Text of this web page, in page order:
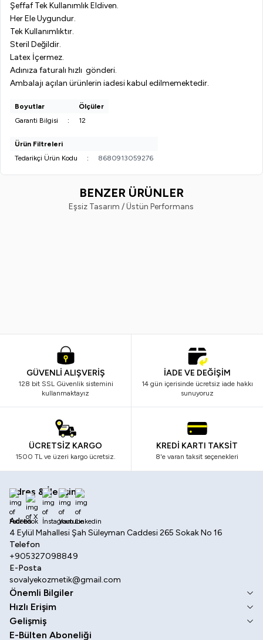
Şeffaf Tek Kullanımlık Eldiven.
Her Ele Uygundur.
Tek Kullanımlıktır.
Steril Değildir.
Latex İçermez.
Adınıza faturalı hızlı gönderi.
Ambalajı açılan ürünlerin iadesi kabul edilmemektedir.
Boyutlar
Ölçüler
Garanti Bilgisi
: 12
Ürün Filtreleri
Tedarikçi Ürün Kodu
: 8680913059276
BENZER ÜRÜNLER
Eşsiz Tasarım / Üstün Performans
GÜVENLİ ALIŞVERİŞ
128 bit SSL Güvenlik sistemini
kullanmaktayız
İADE VE DEĞİŞİM
14 gün içerisinde ücretsiz iade hakkı
sunuyoruz
ÜCRETSİZ KARGO
1500 TL ve üzeri kargo ücretsiz.
KREDİ KARTI TAKSİT
8'e varan taksit seçenekleri
Adres & İletişim
Adres
4 Eylül Mahallesi Şah Süleyman Caddesi 265 Sokak No 16
Telefon
+905327098849
E-Posta
sovalyekozmetik@gmail.com
Facebook
X İnstagram
Youtube
Önemli Bilgiler
Hızlı Erişim
Gelişmiş
E-Bülten Aboneliği